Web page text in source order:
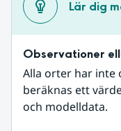
Lär dig
Observationer
Alla orter har inte
beräknas ett
och modelldata.